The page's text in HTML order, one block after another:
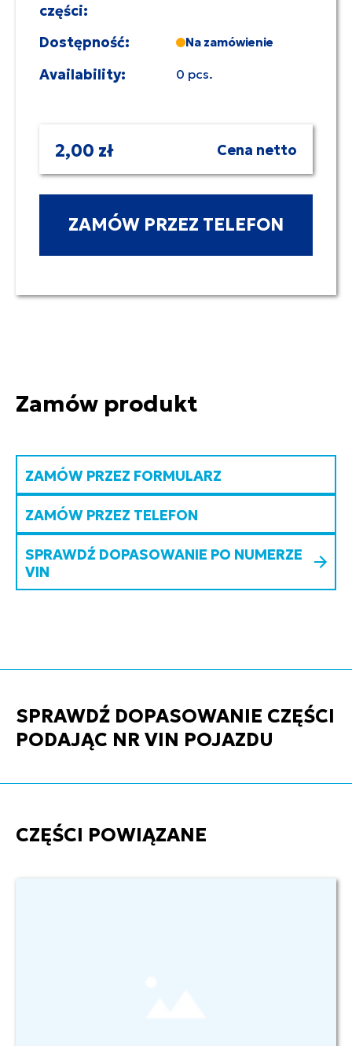
części:
Dostępność: Na zamówienie
Availability: 0 pcs.
2,00 zł Cena netto
ZAMÓW PRZEZ TELEFON
Zamów produkt
ZAMÓW PRZEZ FORMULARZ
ZAMÓW PRZEZ TELEFON
SPRAWDŹ DOPASOWANIE PO NUMERZE
VIN
SPRAWDŹ DOPASOWANIE CZĘŚCI
PODAJĄC NR VIN POJAZDU
CZĘŚCI POWIĄZANE